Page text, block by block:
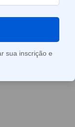
sua inscrição e